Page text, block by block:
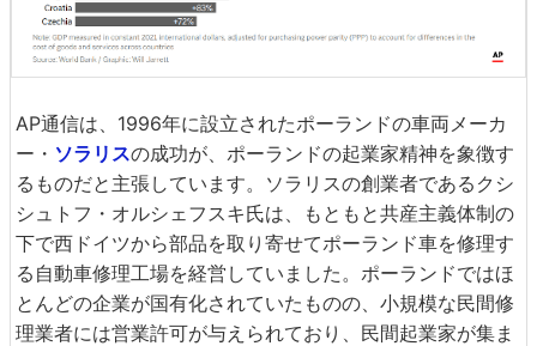
AP通信は、1996年に設立されたポーランドの車両メーカ
ー・ ソラリスの成功が、ポーランドの起業家精神を象徴す
るものだと主張しています。ソラリスの創業者であるクシ
シュトフ・オルシェフスキ氏は、もともと共産主義体制の
下で西ドイツから部品を取り寄せてポーランド車を修理す
る自動車修理工場を経営していました。ポーランドではほ
とんどの企業が国有化されていたものの、小規模な民間修
理業者には営業許可が与えられており、民間起業家が集ま